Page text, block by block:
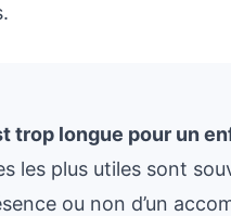
trop longue pour un
les plus utiles sont
ou non d’un